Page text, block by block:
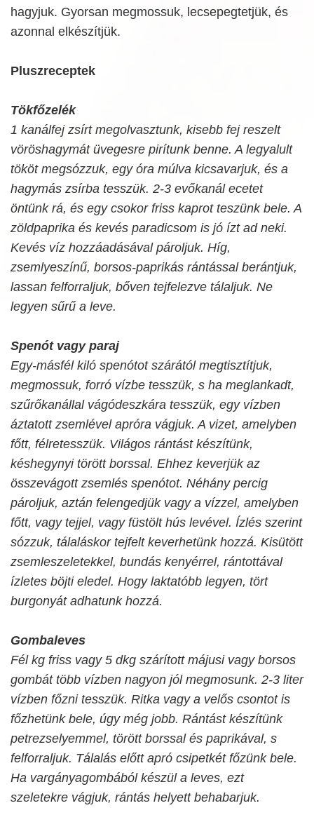
hagyjuk. Gyorsan megmossuk, lecsepegtetjük, és
azonnal elkészítjük.
Pluszreceptek
Tökfőzelék
1 kanálfej zsírt megolvasztunk, kisebb fej reszelt
vöröshagymát üvegesre pirítunk benne. A legyalult
tököt megsózzuk, egy óra múlva kicsavarjuk, és a
hagymás zsírba tesszük. 2-3 evőkanál ecetet
öntünk rá, és egy csokor friss kaprot teszünk bele. A
zöldpaprika és kevés paradicsom is jó ízt ad neki.
Kevés víz hozzáadásával pároljuk. Híg,
zsemlyeszínű, borsos-paprikás rántással berántjuk,
lassan felforraljuk, bőven tejfelezve tálaljuk. Ne
legyen sűrű a leve.
Spenót vagy paraj
Egy-másfél kiló spenótot szárától megtisztítjuk,
megmossuk, forró vízbe tesszük, s ha meglankadt,
szűrőkanállal vágódeszkára tesszük, egy vízben
áztatott zsemlével apróra vágjuk. A vizet, amelyben
főtt, félretesszük. Világos rántást készítünk,
késhegynyi törött borssal. Ehhez keverjük az
összevágott zsemlés spenótot. Néhány percig
pároljuk, aztán felengedjük vagy a vízzel, amelyben
főtt, vagy tejjel, vagy füstölt hús levével. Ízlés szerint
sózzuk, tálaláskor tejfelt keverhetünk hozzá. Kisütött
zsemleszeletekkel, bundás kenyérrel, rántottával
ízletes böjti eledel. Hogy laktatóbb legyen, tört
burgonyát adhatunk hozzá.
Gombaleves
Fél kg friss vagy 5 dkg szárított májusi vagy borsos
gombát több vízben nagyon jól megmosunk. 2-3 liter
vízben főzni tesszük. Ritka vagy a velős csontot is
főzhetünk bele, úgy még jobb. Rántást készítünk
petrezselyemmel, törött borssal és paprikával, s
felforraljuk. Tálalás előtt apró csipetkét főzünk bele.
Ha vargányagombából készül a leves, ezt
szeletekre vágjuk, rántás helyett behabarjuk.